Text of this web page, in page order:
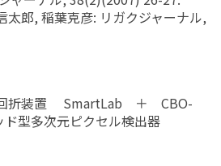
葉克彦: リガクジャーナル,
回折装置 SmartLab ＋ CBO-
型多次元ピクセル検出器